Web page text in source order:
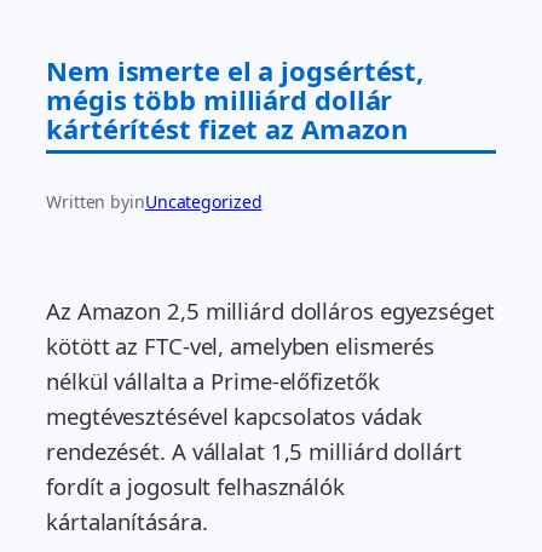
Nem ismerte el a jogsértést,
mégis több milliárd dollár
kártérítést fizet az Amazon
Written byinUncategorized
Az Amazon 2,5 milliárd dolláros egyezséget
kötött az FTC-vel, amelyben elismerés
nélkül vállalta a Prime-előfizetők
megtévesztésével kapcsolatos vádak
rendezését. A vállalat 1,5 milliárd dollárt
fordít a jogosult felhasználók
kártalanítására.